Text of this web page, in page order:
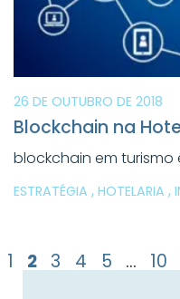
26 DE OUTUBRO DE 2018
Blockchain na
blockchain em turismo
ESTRATÉGIA , HOTELARIA ,
1 2 3 4 5 ... 10